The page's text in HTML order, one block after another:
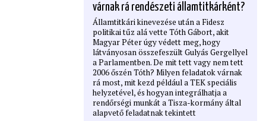
várnak rá rendészeti államtitkárként?
Államtitkári kinevezése után a Fidesz
politikai tűz alá vette Tóth Gábort, akit
Magyar Péter úgy védett meg, hogy
látványosan összefeszült Gulyás Gergellyel
a Parlamentben. De mit tett vagy nem tett
2006 őszén Tóth? Milyen feladatok várnak
rá most, mit kezd például a TEK speciális
helyzetével, és hogyan integrálhatja a
rendőrségi munkát a Tisza-kormány által
alapvető feladatnak tekintett